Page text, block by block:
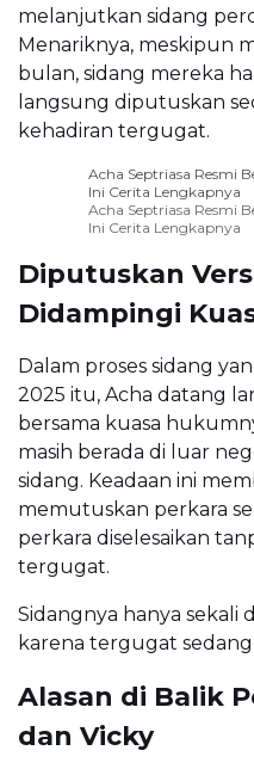
melanjutkan sidang
Menariknya, meskipun
bulan, sidang mereka
langsung diputuskan
kehadiran tergugat.
Acha Septriasa Resmi
Ini Cerita Lengkapnya
Acha Septriasa Resmi
Ini Cerita Lengkapnya
Diputuskan
Didampingi
Dalam proses sidang
2025 itu, Acha datang
bersama kuasa
masih berada di luar
sidang. Keadaan ini
memutuskan perkara
perkara diselesaikan
tergugat.
Sidangnya hanya
karena tergugat
Alasan di Balik
dan Vicky